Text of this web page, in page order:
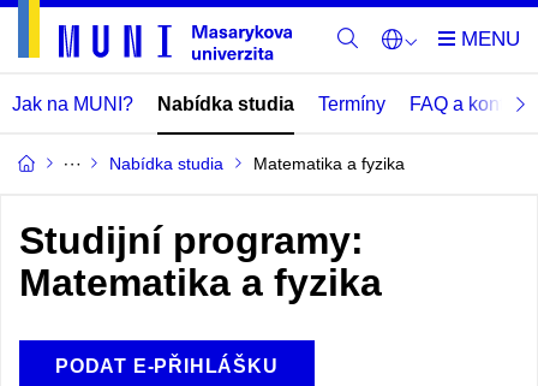
Jak na MUNI? Nabídka studia Termíny FAQ a kontakty
Nabídka studia Matematika a fyzika
Studijní programy:
Matematika a fyzika
PODAT E-PŘIHLÁŠKU